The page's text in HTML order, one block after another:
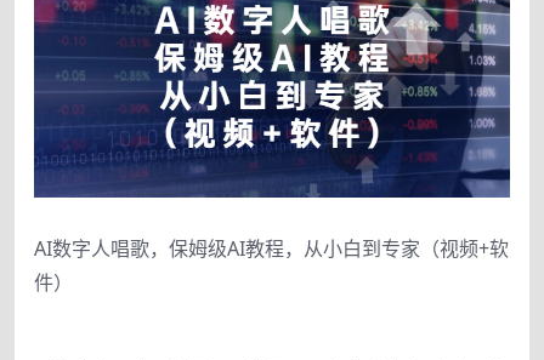
AI数字人唱歌，保姆级AI教程，从小白到专家（视频+软
件）